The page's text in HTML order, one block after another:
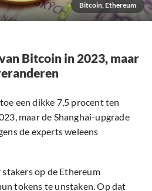
Bitcoin, Ethereum
Bitcoin in 2023, maar
een dikke 7,5 procent ten
maar de Shanghai-upgrade
de experts weleens
op de Ethereum
tokens te unstaken. Op dat